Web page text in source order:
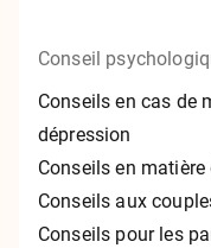
Stadt Kassel
Landkreis Kassel
Contact
Mentions légales
Protection des données
Conseil
Conseils en cas de
dépression
Conseils en
Conseils aux
Conseils pour les